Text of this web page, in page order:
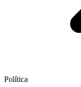
Política